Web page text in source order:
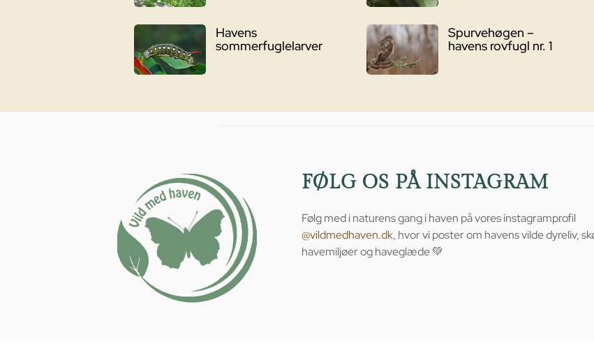
Havens
sommerfuglelarver
Spurvehøgen –
havens rovfugl nr. 1
FØLG OS PÅ INSTAGRAM
Følg med i naturens gang i haven på vores instagramprofil
@vildmedhaven.dk, hvor vi poster om havens vilde dyreliv,
havemiljøer og haveglæde 💚